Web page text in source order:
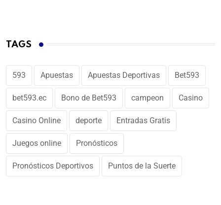
TAGS
593 Apuestas Apuestas Deportivas Bet593
bet593.ec Bono de Bet593 campeon Casino
Casino Online deporte Entradas Gratis
Juegos online Pronósticos
Pronósticos Deportivos Puntos de la Suerte